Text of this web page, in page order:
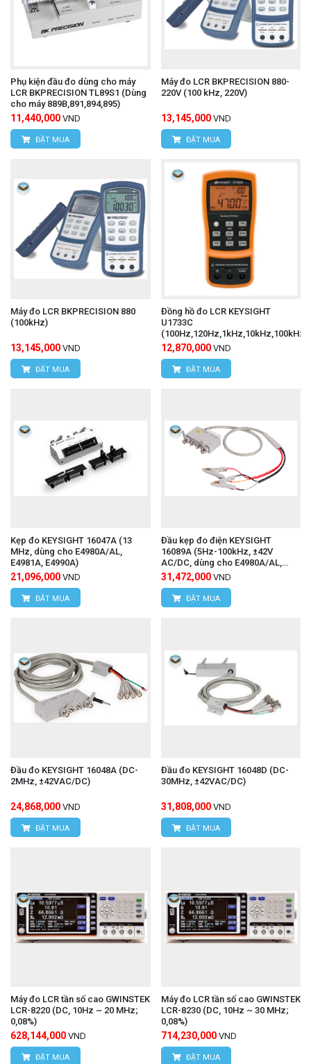
Phụ kiện đầu đo dùng cho máy
LCR BKPRECISION TL89S1 (Dùng
cho máy 889B,891,894,895)
11,440,000 VND
ĐẶT MUA
Máy đo LCR BKPRECISION 880-
220V (100 kHz, 220V)
13,145,000 VND
ĐẶT MUA
Máy đo LCR BKPRECISION 880
(100kHz)
13,145,000 VND
ĐẶT MUA
Đồng hồ đo LCR KEYSIGHT
U1733C
(100Hz,120Hz,1kHz,10kHz,100kHz)
12,870,000 VND
ĐẶT MUA
Kẹp đo KEYSIGHT 16047A (13
MHz, dùng cho E4980A/AL,
E4981A, E4990A)
21,096,000 VND
ĐẶT MUA
Đầu kẹp đo điện KEYSIGHT
16089A (5Hz-100kHz, ±42V
AC/DC, dùng cho E4980A/AL,
E4981A, E4990A)
31,472,000 VND
ĐẶT MUA
Đầu đo KEYSIGHT 16048A (DC-
2MHz, ±42VAC/DC)
24,868,000 VND
ĐẶT MUA
Đầu đo KEYSIGHT 16048D (DC-
30MHz, ±42VAC/DC)
31,808,000 VND
ĐẶT MUA
Máy đo LCR tần số cao GWINSTEK
LCR-8220 (DC, 10Hz ~ 20 MHz;
0,08%)
628,144,000 VND
ĐẶT MUA
Máy đo LCR tần số cao GWINSTEK
LCR-8230 (DC, 10Hz ~ 30 MHz;
0,08%)
714,230,000 VND
ĐẶT MUA